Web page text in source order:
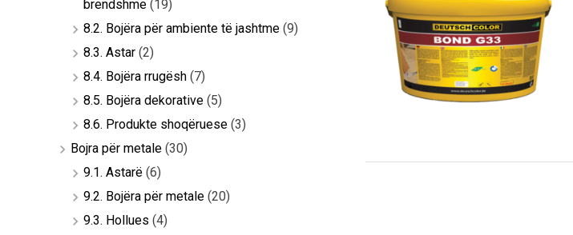
brendshme (19)
8.2. Bojëra për ambiente të jashtme (9)
8.3. Astar (2)
8.4. Bojëra rrugësh (7)
8.5. Bojëra dekorative (5)
8.6. Produkte shoqëruese (3)
Bojra për metale (30)
9.1. Astarë (6)
9.2. Bojëra për metale (20)
9.3. Hollues (4)